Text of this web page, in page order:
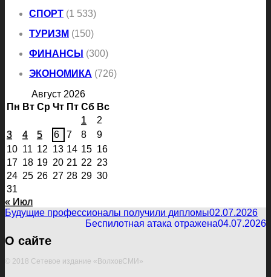
СПОРТ (1 533)
ТУРИЗМ (150)
ФИНАНСЫ (300)
ЭКОНОМИКА (726)
Август 2026
Пн Вт Ср Чт Пт Сб Вс
1
2
3
4 5 6 7 8
9
10 11 12 13 14 15 16
17 18 19 20 21 22 23
24 25 26 27 28 29 30
31
« Июл
Будущие профессионалы получили дипломы02.07.2026
Беспилотная атака отражена04.07.2026
О сайте
© 2018 Сетевое издание «ВолховСМИ»